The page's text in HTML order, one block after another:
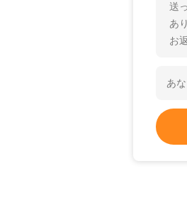
送
あ
お